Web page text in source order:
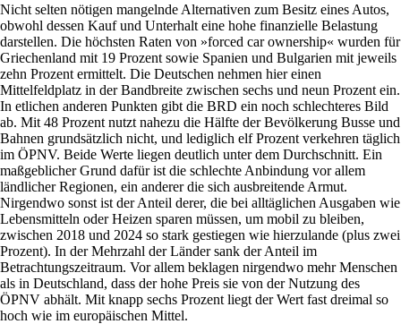
Nicht selten nötigen mangelnde Alternativen zum Besitz eines Autos,
obwohl dessen Kauf und Unterhalt eine hohe finanzielle Belastung
darstellen. Die höchsten Raten von »forced car ownership« wurden für
Griechenland mit 19 Prozent sowie Spanien und Bulgarien mit jeweils
zehn Prozent ermittelt. Die Deutschen nehmen hier einen
Mittelfeldplatz in der Bandbreite zwischen sechs und neun Prozent ein.
In etlichen anderen Punkten gibt die BRD ein noch schlechteres Bild
ab. Mit 48 Prozent nutzt nahezu die Hälfte der Bevölkerung Busse und
Bahnen grundsätzlich nicht, und lediglich elf Prozent verkehren täglich
im ÖPNV. Beide Werte liegen deutlich unter dem Durchschnitt. Ein
maßgeblicher Grund dafür ist die schlechte Anbindung vor allem
ländlicher Regionen, ein anderer die sich ausbreitende Armut.
Nirgendwo sonst ist der Anteil derer, die bei alltäglichen Ausgaben wie
Lebensmitteln oder Heizen sparen müssen, um mobil zu bleiben,
zwischen 2018 und 2024 so stark gestiegen wie hierzulande (plus zwei
Prozent). In der Mehrzahl der Länder sank der Anteil im
Betrachtungszeitraum. Vor allem beklagen nirgendwo mehr Menschen
als in Deutschland, dass der hohe Preis sie von der Nutzung des
ÖPNV abhält. Mit knapp sechs Prozent liegt der Wert fast dreimal so
hoch wie im europäischen Mittel.